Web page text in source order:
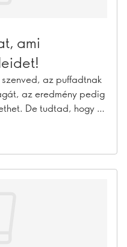
ami
az puffadtnak
az eredmény pedig
De tudtad, hogy a